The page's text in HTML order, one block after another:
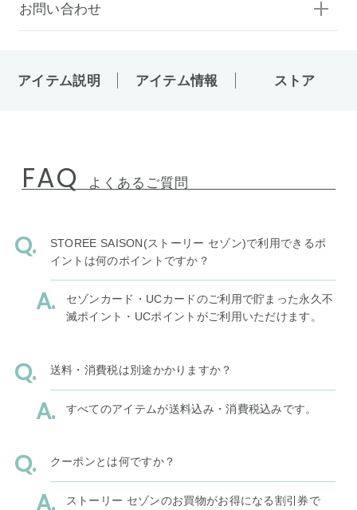
お問い合わせ
アイテム説明 アイテム情報 ストア
FAQ よくあるご質問
STOREE SAISON(ストーリー セゾン)で利用できるポ
イントは何のポイントですか？
セゾンカード・UCカードのご利用で貯まった永久不
滅ポイント・UCポイントがご利用いただけます。
送料・消費税は別途かかりますか？
すべてのアイテムが送料込み・消費税込みです。
クーポンとは何ですか？
ストーリー セゾンのお買物がお得になる割引券で